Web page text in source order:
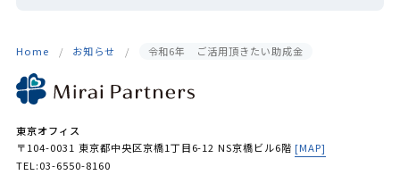
Home お知らせ 令和6年 ご活用頂きたい助成金
東京オフィス
〒104-0031 東京都中央区京橋1丁目6-12 NS京橋ビル6階 [MAP]
TEL:03-6550-8160